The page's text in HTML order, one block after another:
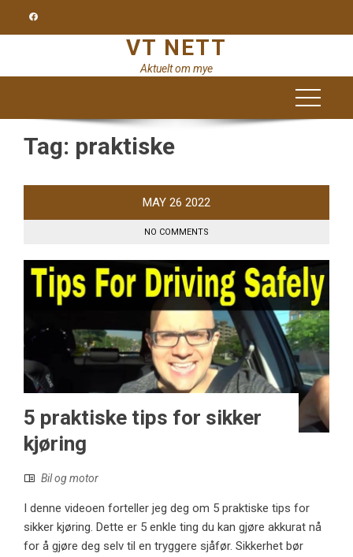
VT NETT
Aktuelt om mye
Tag: praktiske
MAY 26 2022
NO COMMENTS
5 praktiske tips for sikker
kjøring
Bil og motor
I denne videoen forteller jeg deg om 5 praktiske tips for
sikker kjøring. Dette er 5 enkle ting du kan gjøre akkurat nå
for å gjøre deg selv til en tryggere sjåfør. Sikkerhet bør